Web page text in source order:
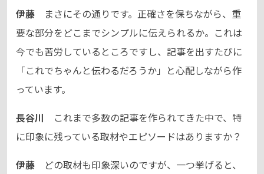
伊藤 まさにその通りです。正確さを保ちながら、重
要な部分をどこまでシンプルに伝えられるか。これは
今でも苦労しているところですし、記事を出すたびに
「これでちゃんと伝わるだろうか」と心配しながら作
っています。
長谷川 これまで多数の記事を作られてきた中で、特
に印象に残っている取材やエピソードはありますか？
伊藤 どの取材も印象深いのですが、一つ挙げると、